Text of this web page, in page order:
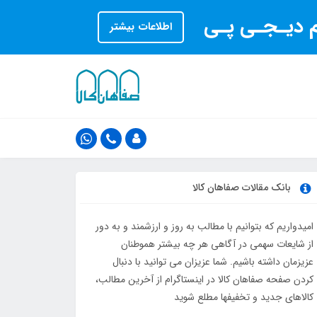
دیـجـی پـی اطلاعات بیشتر
بانک مقالات صفاهان کالا
امیدواریم که بتوانیم با مطالب به روز و ارزشمند و به دور
از شایعات سهمی در آگاهی هر چه بیشتر هموطنان
عزیزمان داشته باشیم. شما عزیزان می توانید با دنبال
کردن صفحه صفاهان کالا در اینستاگرام از آخرین مطالب،
کالاهای جدید و تخفیفها مطلع شوید